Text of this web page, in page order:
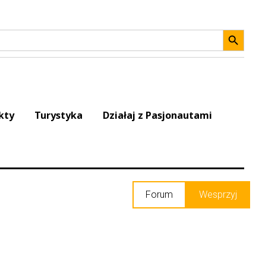
Search
Turystyka Działaj z Pasjonautami
Forum Wesprzyj